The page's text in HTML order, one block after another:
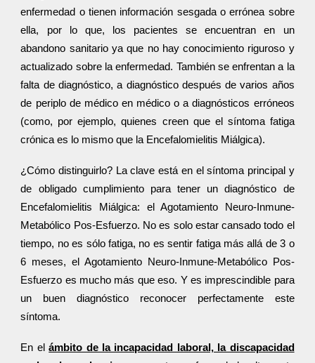
enfermedad o tienen información sesgada o errónea sobre
ella, por lo que, los pacientes se encuentran en un
abandono sanitario ya que no hay conocimiento riguroso y
actualizado sobre la enfermedad. También se enfrentan a la
falta de diagnóstico, a diagnóstico después de varios años
de periplo de médico en médico o a diagnósticos erróneos
(como, por ejemplo, quienes creen que el síntoma fatiga
crónica es lo mismo que la Encefalomielitis Miálgica).
¿Cómo distinguirlo? La clave está en el síntoma principal y
de obligado cumplimiento para tener un diagnóstico de
Encefalomielitis Miálgica: el Agotamiento Neuro-Inmune-
Metabólico Pos-Esfuerzo. No es solo estar cansado todo el
tiempo, no es sólo fatiga, no es sentir fatiga más allá de 3 o
6 meses, el Agotamiento Neuro-Inmune-Metabólico Pos-
Esfuerzo es mucho más que eso. Y es imprescindible para
un buen diagnóstico reconocer perfectamente este
síntoma.
En elámbito de la incapacidad laboral, la discapacidad